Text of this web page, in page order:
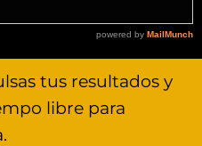
tus resultados y
libre para